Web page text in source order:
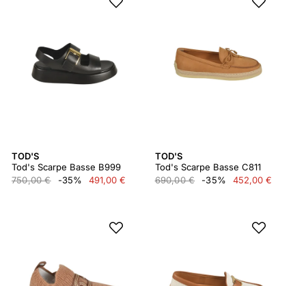
TOD'S
Tod's Scarpe Basse B999
750,00 €
-35% 491,00 €
TOD'S
Tod's Scarpe Basse C811
690,00 €
-35% 452,00 €